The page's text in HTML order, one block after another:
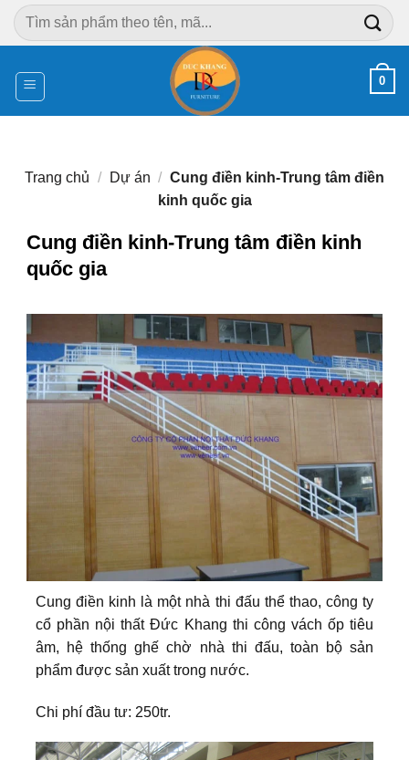
Chuyển
đến
dung
Tìm
kiếm:
0
Trang chủ / Dự án / Cung điền kinh-Trung tâm điền
kinh quốc gia
Cung điền kinh-Trung tâm điền kinh
quốc gia
Cung điền kinh là một nhà thi đấu thể thao, công ty
cổ phần nội thất Đức Khang thi công vách ốp tiêu
âm, hệ thống ghế chờ nhà thi đấu, toàn bộ sản
phẩm được sản xuất trong nước.
Chi phí đầu tư: 250tr.